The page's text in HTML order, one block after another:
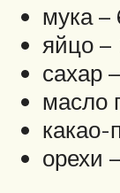
мука
яйцо
сахар
масло
какао-
орехи